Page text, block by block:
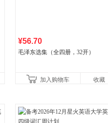
¥56.70
毛泽东选集（全四册，32开）
加入购物车 收藏